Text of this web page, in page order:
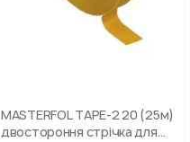
MASTERFOL TAPE-2 20 (25м)
двостороння стрічка для